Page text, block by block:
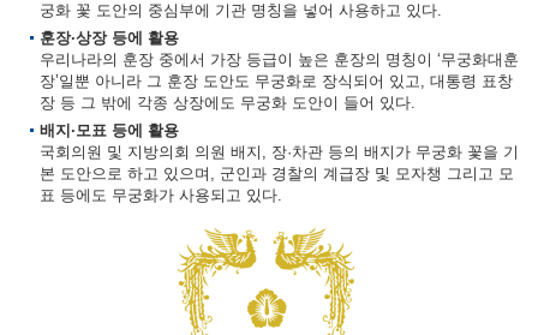
궁화 꽃 도안의 중심부에 기관 명칭을 넣어 사용하고 있다.
훈장·상장 등에 활용
우리나라의 훈장 중에서 가장 등급이 높은 훈장의 명칭이 ‘무궁화대훈
장’일뿐 아니라 그 훈장 도안도 무궁화로 장식되어 있고, 대통령 표창
장 등 그 밖에 각종 상장에도 무궁화 도안이 들어 있다.
배지·모표 등에 활용
국회의원 및 지방의회 의원 배지, 장·차관 등의 배지가 무궁화 꽃을 기
본 도안으로 하고 있으며, 군인과 경찰의 계급장 및 모자챙 그리고 모
표 등에도 무궁화가 사용되고 있다.